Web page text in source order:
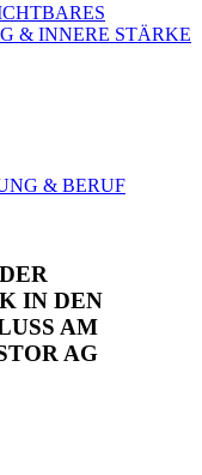
& INNERE STÄRKE
& BERUF
IN DEN
AM
AG